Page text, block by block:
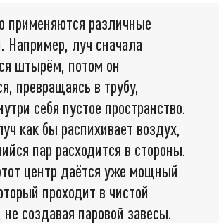
применяются различные
Например, луч сначала
штырём, потом он
превращаясь в трубу,
себя пустое пространство.
как бы распихивает воздух,
пар расходится в стороны.
центр даётся уже мощный
проходит в чистой
создавая паровой завесы.